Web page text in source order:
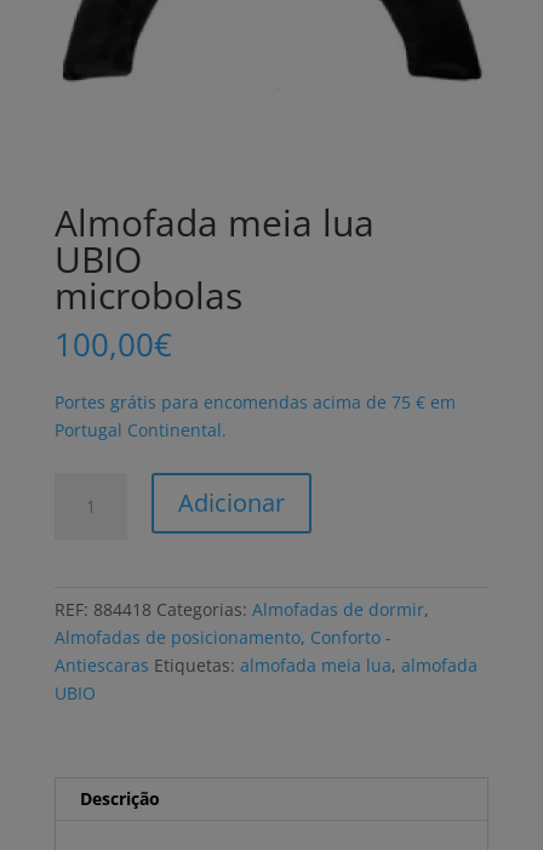
Almofada meia lua
UBIO
microbolas
100,00€
Portes grátis para encomendas acima de 75 € em
Portugal Continental.
UBIO
microbolas
Adicionar
REF: 884418 Categorias: Almofadas de dormir,
Almofadas de posicionamento, Conforto -
Antiescaras Etiquetas: almofada meia lua, almofada
UBIO
Descrição